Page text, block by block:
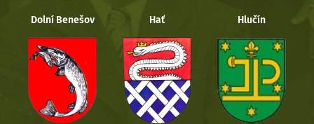
Dolní Benešov Hať Hlučín